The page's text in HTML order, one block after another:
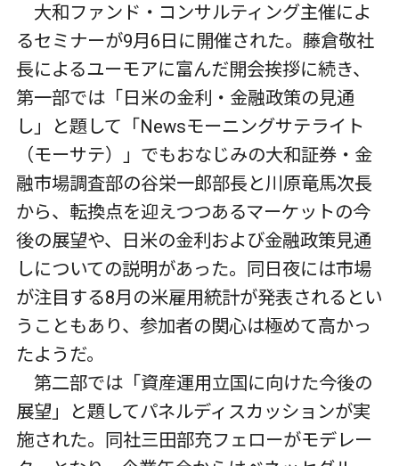
大和ファンド・コンサルティング主催によ
るセミナーが9月6日に開催された。藤倉敬社
長によるユーモアに富んだ開会挨拶に続き、
第一部では「日米の金利・金融政策の見通
し」と題して「Newsモーニングサテライト
（モーサテ）」でもおなじみの大和証券・金
融市場調査部の谷栄一郎部長と川原竜馬次長
から、転換点を迎えつつあるマーケットの今
後の展望や、日米の金利および金融政策見通
しについての説明があった。同日夜には市場
が注目する8月の米雇用統計が発表されるとい
うこともあり、参加者の関心は極めて高かっ
たようだ。
第二部では「資産運用立国に向けた今後の
展望」と題してパネルディスカッションが実
施された。同社三田部充フェローがモデレー